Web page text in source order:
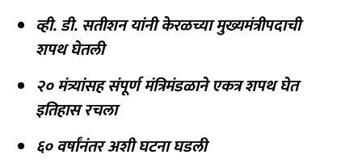
व्ही. डी. सतीशन यांनी केरळच्या मुख्यमंत्रीपदाची
शपथ घेतली
२० मंत्र्यांसह संपूर्ण मंत्रिमंडळाने एकत्र शपथ घेत
इतिहास रचला
६० वर्षांनंतर अशी घटना घडली